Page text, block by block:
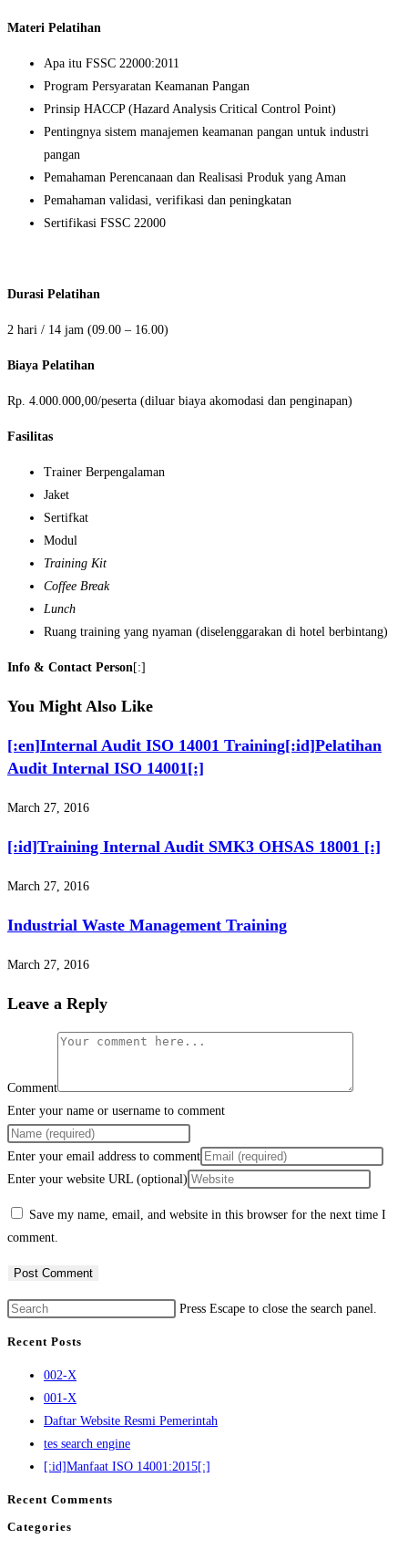
Materi Pelatihan
Apa itu FSSC 22000:2011
Program Persyaratan Keamanan Pangan
Prinsip HACCP (Hazard Analysis Critical Control Point)
Pentingnya sistem manajemen keamanan pangan untuk industri
pangan
Pemahaman Perencanaan dan Realisasi Produk yang Aman
Pemahaman validasi, verifikasi dan peningkatan
Sertifikasi FSSC 22000
Durasi Pelatihan
2 hari / 14 jam (09.00 – 16.00)
Biaya Pelatihan
Rp. 4.000.000,00/peserta (diluar biaya akomodasi dan penginapan)
Fasilitas
Trainer Berpengalaman
Jaket
Sertifkat
Modul
Training Kit
Coffee Break
Lunch
Ruang training yang nyaman (diselenggarakan di hotel berbintang)
Info & Contact Person[:]
You Might Also Like
[:en]Internal Audit ISO 14001 Training[:id]Pelatihan
Audit Internal ISO 14001[:]
March 27, 2016
[:id]Training Internal Audit SMK3 OHSAS 18001 [:]
March 27, 2016
Industrial Waste Management Training
March 27, 2016
Leave a Reply
Comment
Enter your name or username to comment
Enter your email address to comment
Enter your website URL (optional)
Save my name, email, and website in this browser for the next time I
comment.
Press Escape to close the search panel.
Recent Posts
002-X
001-X
Daftar Website Resmi Pemerintah
tes search engine
[:id]Manfaat ISO 14001:2015[:]
Recent Comments
Categories